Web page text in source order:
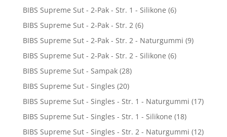
BIBS Supreme Sut - 2-Pak - Str. 1 - Silikone (6)
BIBS Supreme Sut - 2-Pak - Str. 2 (6)
BIBS Supreme Sut - 2-Pak - Str. 2 - Naturgummi (9)
BIBS Supreme Sut - 2-Pak - Str. 2 - Silikone (6)
BIBS Supreme Sut - Sampak (28)
BIBS Supreme Sut - Singles (20)
BIBS Supreme Sut - Singles - Str. 1 - Naturgummi (17)
BIBS Supreme Sut - Singles - Str. 1 - Silikone (18)
BIBS Supreme Sut - Singles - Str. 2 - Naturgummi (12)